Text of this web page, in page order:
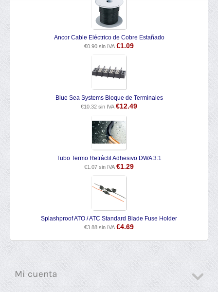
Ancor Cable Eléctrico de Cobre Estañado
€0.90 sin IVA €1.09
Blue Sea Systems Bloque de Terminales
€10.32 sin IVA €12.49
Tubo Termo Retráctil Adhesivo DWA 3:1
€1.07 sin IVA €1.29
Splashproof ATO / ATC Standard Blade Fuse Holder
€3.88 sin IVA €4.69
Mi cuenta